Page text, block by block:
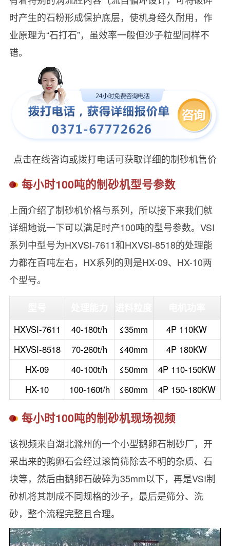
时产生的石粉形成保护底层，使机身经久耐用，作
业原理为“石打石”，虽效率一般但沙子粒型同样不
错。
点击在线咨询或拨打电话可获取详细的制砂机售价
每小时100吨的制砂机型号参数
上面介绍了制砂机价格与系列，所以接下来我们就
详细地说一下可以满足时产100吨的型号参数。VSI
系列中型号为HXVSI-7611和HXVSI-8518的处理能
力都在百吨左右，HX系列的则是HX-09、HX-10两
个型号。
HXVSI-7611 40-180t/h ≤35mm
4P 110KW
HXVSI-8518
70-260t/h ≤40mm
4P 180KW
HX-09
40-100t/h ≤50mm
4P 110-150KW
HX-10
100-160t/h ≤60mm 4P 150-180KW
每小时100吨的制砂机现场视频
该视频来自湖北滁州的一个小型鹅卵石制砂厂，开
采出来的鹅卵石会经过滚筒筛除去不明的杂质、石
块等，然后由鹅卵石破碎为35mm以下，再是VSI制
砂机将其制成不同规格的沙子，最后是筛分、洗
砂，整个流程完整且合理。